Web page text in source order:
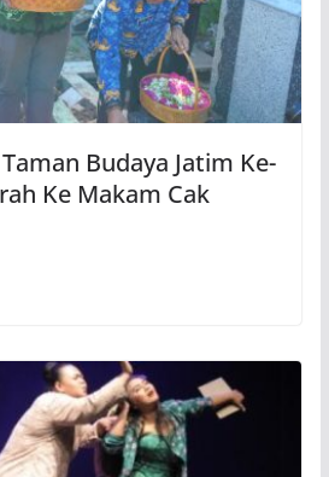
Budaya Jatim Ke-
Ke Makam Cak